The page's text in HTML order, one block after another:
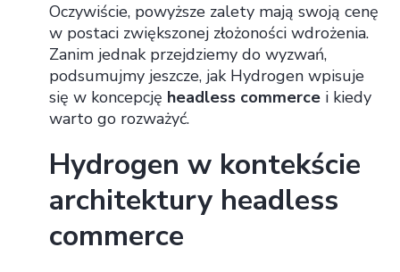
Oczywiście, powyższe zalety mają swoją cenę
w postaci zwiększonej złożoności wdrożenia.
Zanim jednak przejdziemy do wyzwań,
podsumujmy jeszcze, jak Hydrogen wpisuje
się w koncepcję headless commerce i kiedy
warto go rozważyć.
Hydrogen w kontekście
architektury headless
commerce